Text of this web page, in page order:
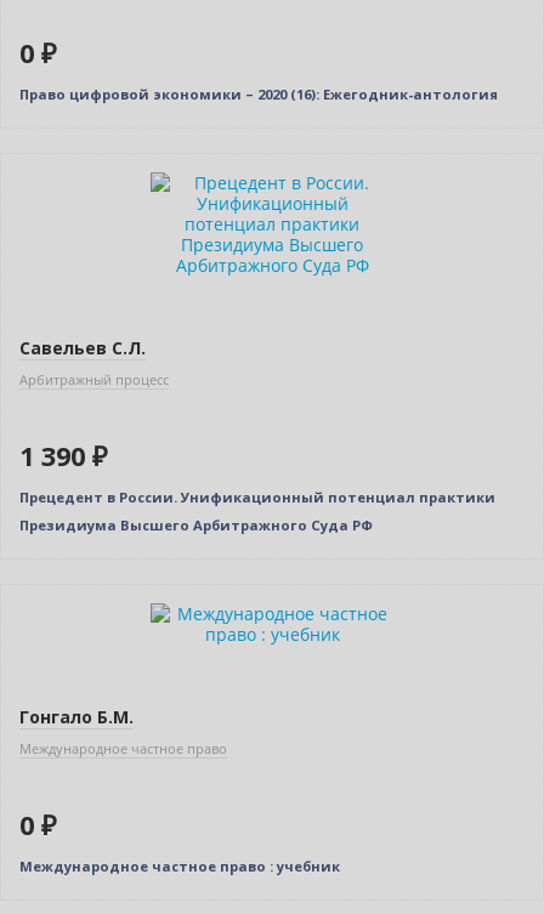
0 ₽
Право цифровой экономики – 2020 (16): Ежегодник-антология
Савельев С.Л.
Арбитражный процесс
1 390 ₽
Прецедент в России. Унификационный потенциал практики
Президиума Высшего Арбитражного Суда РФ
Гонгало Б.М.
Международное частное право
0 ₽
Международное частное право : учебник